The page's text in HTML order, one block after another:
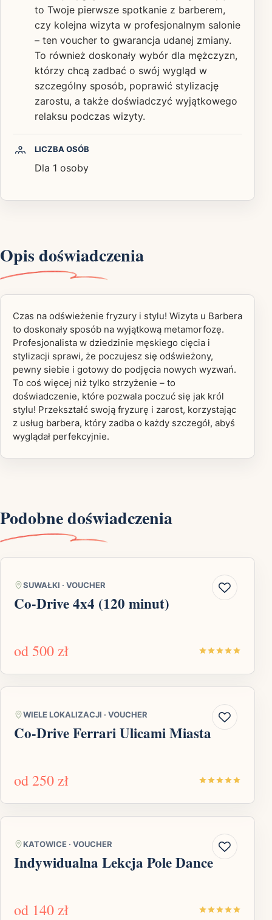
to Twoje pierwsze spotkanie z barberem,
czy kolejna wizyta w profesjonalnym salonie
– ten voucher to gwarancja udanej zmiany.
To również doskonały wybór dla mężczyzn,
którzy chcą zadbać o swój wygląd w
szczególny sposób, poprawić stylizację
zarostu, a także doświadczyć wyjątkowego
relaksu podczas wizyty.
LICZBA OSÓB
Dla 1 osoby
Opis doświadczenia
Czas na odświeżenie fryzury i stylu! Wizyta u Barbera
to doskonały sposób na wyjątkową metamorfozę.
Profesjonalista w dziedzinie męskiego cięcia i
stylizacji sprawi, że poczujesz się odświeżony,
pewny siebie i gotowy do podjęcia nowych wyzwań.
To coś więcej niż tylko strzyżenie – to
doświadczenie, które pozwala poczuć się jak król
stylu! Przekształć swoją fryzurę i zarost, korzystając
z usług barbera, który zadba o każdy szczegół, abyś
wyglądał perfekcyjnie.
Podobne doświadczenia
SUWAŁKI · VOUCHER
Co-Drive 4x4 (120 minut)
od 500 zł
WIELE LOKALIZACJI · VOUCHER
Co-Drive Ferrari Ulicami Miasta
od 250 zł
KATOWICE · VOUCHER
Indywidualna Lekcja Pole Dance
od 140 zł